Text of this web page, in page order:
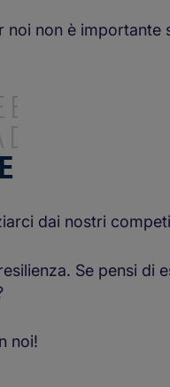
non è
dai nostri
Se pensi di
noi!